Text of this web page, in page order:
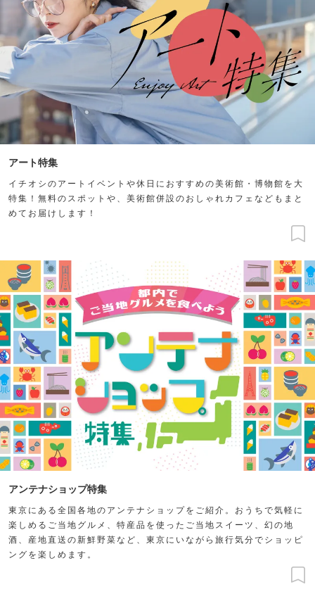
アート特集
イチオシのアートイベントや休日におすすめの美術館・博物館を大
特集！無料のスポットや、美術館併設のおしゃれカフェなどもまと
めてお届けします！
アンテナショップ特集
東京にある全国各地のアンテナショップをご紹介。おうちで気軽に
楽しめるご当地グルメ、特産品を使ったご当地スイーツ、幻の地
酒、産地直送の新鮮野菜など、東京にいながら旅行気分でショッピ
ングを楽しめます。